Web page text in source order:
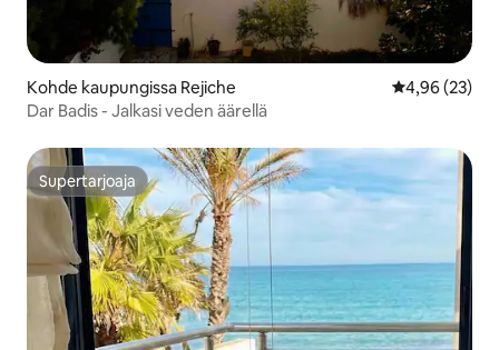
Kohde kaupungissa Rejiche
4,96 (23)
Dar Badis - Jalkasi veden äärellä
Supertarjoaja
Supertarjoaja